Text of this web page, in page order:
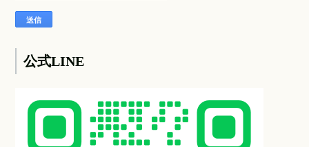
公式LINE